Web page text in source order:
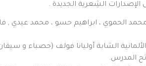
الإصدارات الشِعرية الجديدة .
محمد الحموي ، ابراهيم حسو ، محمد
الشابة أوليانا فولف (حصباء و